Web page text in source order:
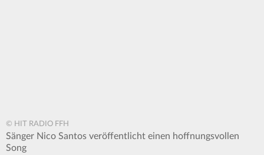
© HIT RADIO FFH
Sänger Nico Santos veröffentlicht einen hoffnungsvollen
Song